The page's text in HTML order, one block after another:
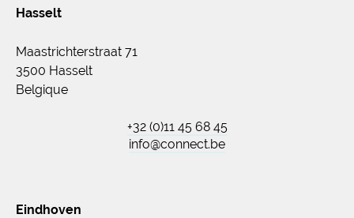
Hasselt
Maastrichterstraat 71
3500 Hasselt
Belgique
+32 (0)11 45 68 45
info@connect.be
Eindhoven